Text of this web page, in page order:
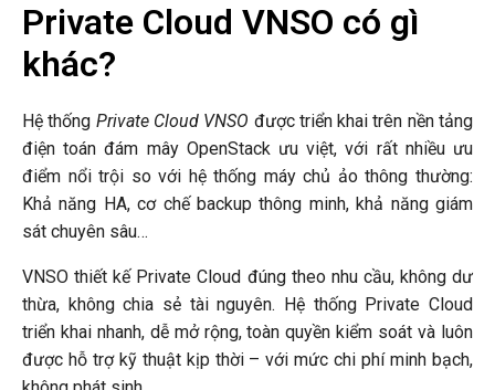
Private Cloud VNSO có gì
khác?
Hệ thống Private Cloud VNSO được triển khai trên nền tảng
điện toán đám mây OpenStack ưu việt, với rất nhiều ưu
điểm nổi trội so với hệ thống máy chủ ảo thông thường:
Khả năng HA, cơ chế backup thông minh, khả năng giám
sát chuyên sâu…
VNSO thiết kế Private Cloud đúng theo nhu cầu, không dư
thừa, không chia sẻ tài nguyên. Hệ thống Private Cloud
triển khai nhanh, dễ mở rộng, toàn quyền kiểm soát và luôn
được hỗ trợ kỹ thuật kịp thời – với mức chi phí minh bạch,